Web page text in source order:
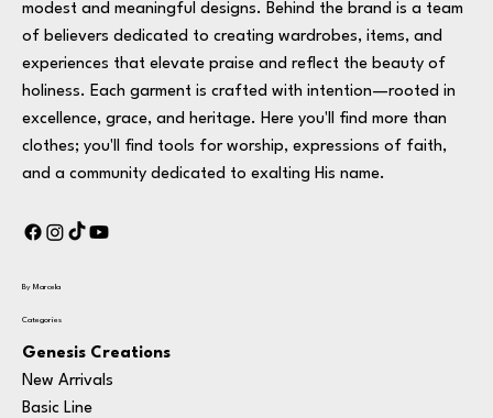
modest and meaningful designs. Behind the brand is a team
of believers dedicated to creating wardrobes, items, and
experiences that elevate praise and reflect the beauty of
holiness. Each garment is crafted with intention—rooted in
excellence, grace, and heritage. Here you'll find more than
clothes; you'll find tools for worship, expressions of faith,
and a community dedicated to exalting His name.
By Marcela
Categories
Genesis Creations
New Arrivals
Basic Line